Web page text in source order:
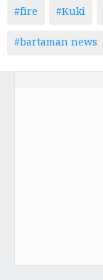
#fire #Kuki
#bartaman news